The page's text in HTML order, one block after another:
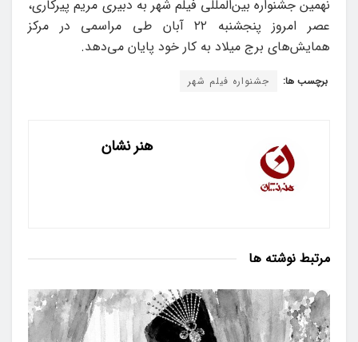
نهمین جشنواره بین‌المللی فیلم شهر به دبیری مریم پیرکاری،
عصر امروز پنجشنبه ۲۲ آبان طی مراسمی در مرکز
همایش‌های برج میلاد به کار خود پایان می‌دهد.
برچسب ها: جشنواره فیلم شهر
هنر نشان
مرتبط نوشته ها